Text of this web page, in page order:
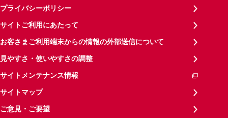
プライバシーポリシー
サイトご利用にあたって
お客さまご利用端末からの情報の外部送信について
見やすさ・使いやすさの調整
サイトメンテナンス情報
サイトマップ
ご意見・ご要望